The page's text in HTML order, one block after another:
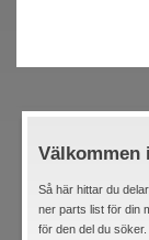
Välkommen
Så här hittar du
ner parts list för din
för den del du